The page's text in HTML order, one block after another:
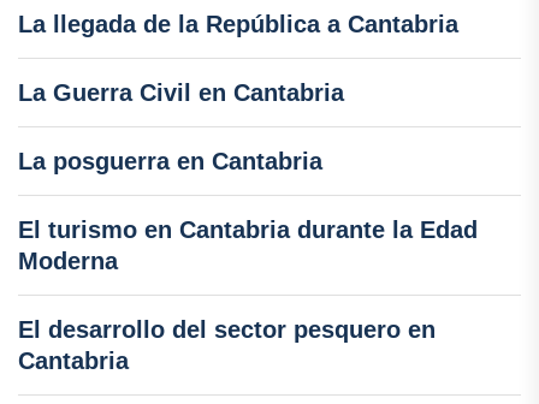
La llegada de la República a Cantabria
La Guerra Civil en Cantabria
La posguerra en Cantabria
El turismo en Cantabria durante la Edad
Moderna
El desarrollo del sector pesquero en
Cantabria